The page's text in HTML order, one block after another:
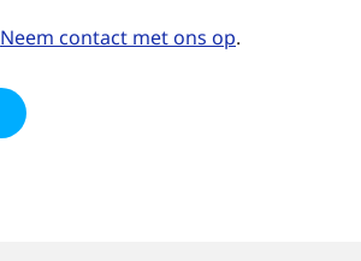
Neem contact met ons op.